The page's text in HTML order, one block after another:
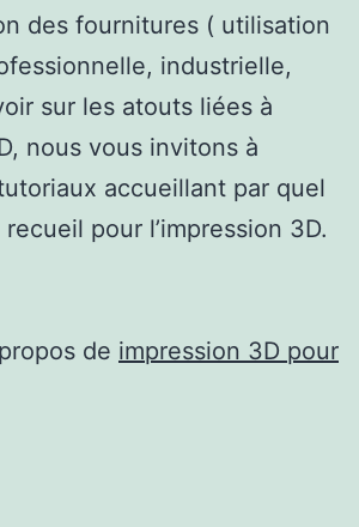
des fournitures ( utilisation
industrielle,
sur les atouts liées à
nous vous invitons à
accueillant par quel
pour l’impression 3D.
de impression 3D pour